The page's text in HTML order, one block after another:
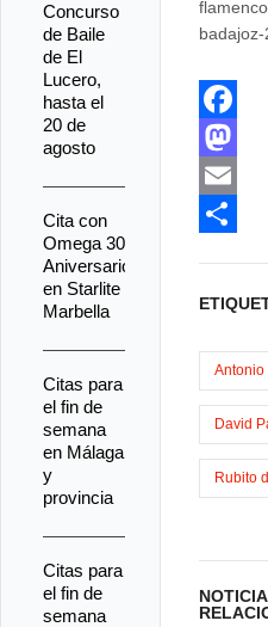
F
a
c
k
M
a
o
n
E
a
r
r
Antonio
David
Rubito
Concurso
de Baile
de El
Lucero,
hasta el
20 de
agosto
Cita con
Omega 30
Aniversario
en Starlite
Marbella
Citas para
el fin de
semana
en Málaga
y
provincia
Citas para
el fin de
semana